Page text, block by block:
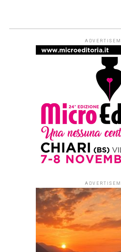
ARTICOLI & APPROFONDIMENTI
#ioleggoperché
d’Italia. Dal 1°
iscrizioni per
campagna di
novembre
Published 2 settimane ago on
By Redazione Leggere:tutti